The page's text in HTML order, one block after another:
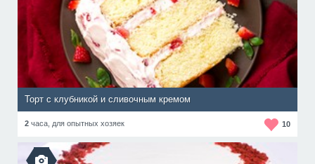
Торт с клубникой и сливочным кремом
2 часа, для опытных хозяек 10